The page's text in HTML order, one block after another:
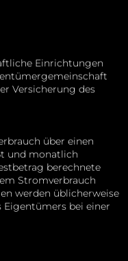
Einrichtungen
Versicherung des
über einen
und monatlich
berechnete
Stromverbrauch
werden üblicherweise
Eigentümers bei einer